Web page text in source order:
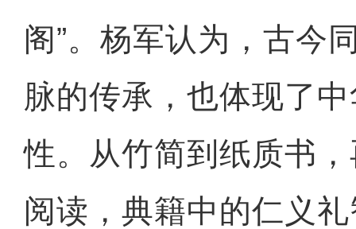
阁”。杨军认为，古今
脉的传承，也体现了
性。从竹简到纸质书
阅读，典籍中的仁义